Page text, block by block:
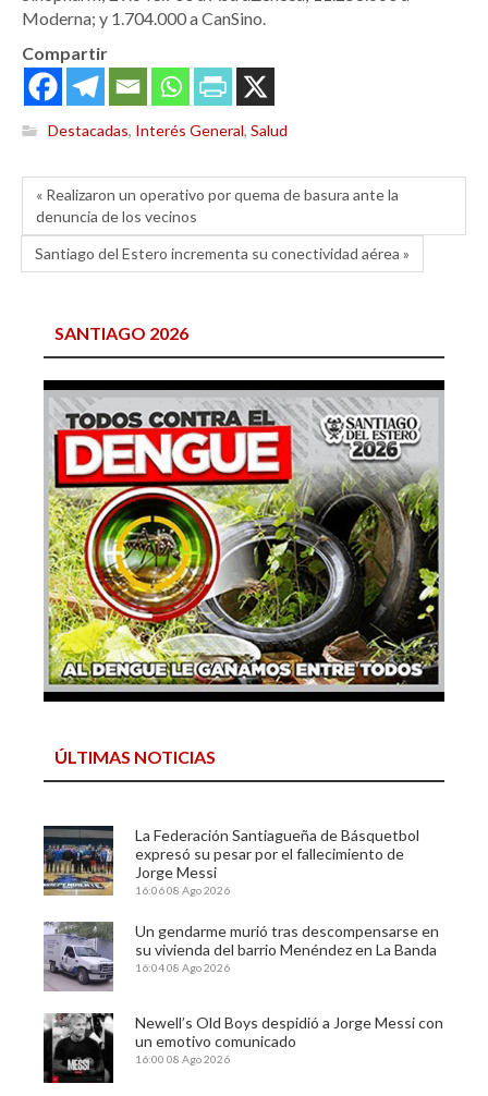
Moderna; y 1.704.000 a CanSino.
Compartir
Destacadas, Interés General, Salud
« Realizaron un operativo por quema de basura ante la
denuncia de los vecinos
Santiago del Estero incrementa su conectividad aérea »
SANTIAGO 2026
ÚLTIMAS NOTICIAS
La Federación Santiagueña de Básquetbol
expresó su pesar por el fallecimiento de
Jorge Messi
16:0608 Ago 2026
Un gendarme murió tras descompensarse en
su vivienda del barrio Menéndez en La Banda
16:0408 Ago 2026
Newell’s Old Boys despidió a Jorge Messi con
un emotivo comunicado
16:00 08 Ago 2026